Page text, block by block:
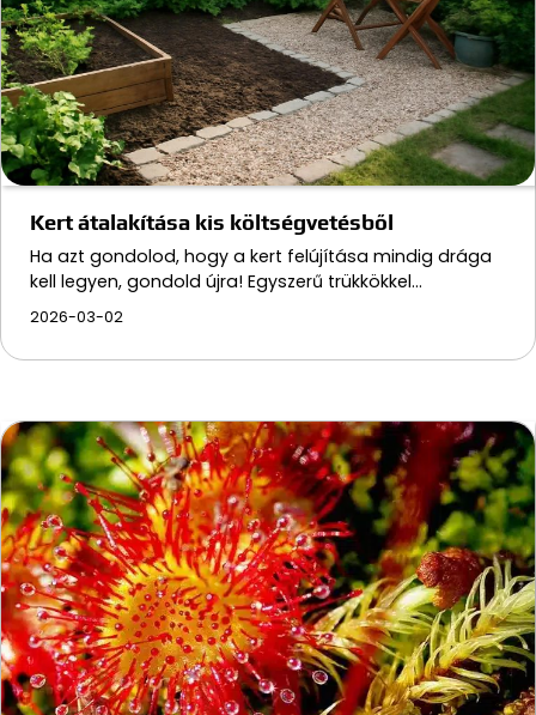
Kert átalakítása kis költségvetésből
Ha azt gondolod, hogy a kert felújítása mindig drága
kell legyen, gondold újra! Egyszerű trükkökkel…
2026-03-02